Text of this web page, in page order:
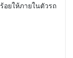
อยให้ภายในตัวรถ